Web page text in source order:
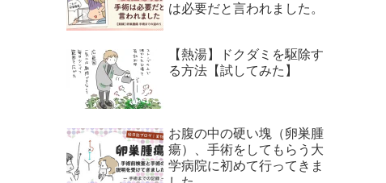
は必要だと言われました。
【熱湯】ドクダミを駆除す
る方法【試してみた】
お腹の中の硬い塊（卵巣腫
瘍）、手術をしてもらう大
学病院に初めて行ってきま